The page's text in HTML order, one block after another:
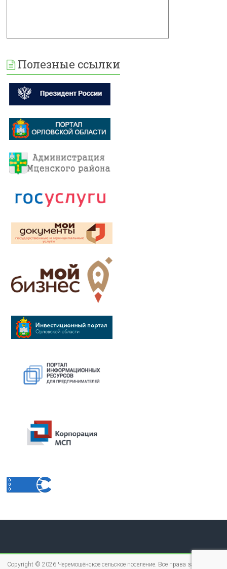
Полезные ссылки
Copyright © 2026 Черемошёнское сельское поселение. Все права защищены.